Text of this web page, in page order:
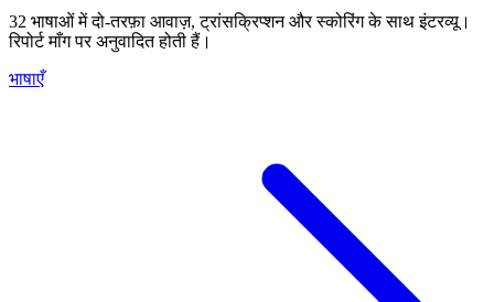
32 भाषाओं में दो-तरफ़ा आवाज़, ट्रांसक्रिप्शन और स्कोरिंग के साथ इंटरव्यू।
रिपोर्ट माँग पर अनुवादित होती हैं।
भाषाएँ